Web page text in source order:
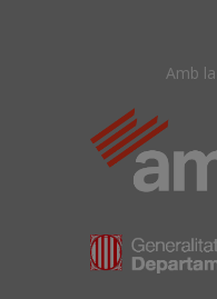
Amb